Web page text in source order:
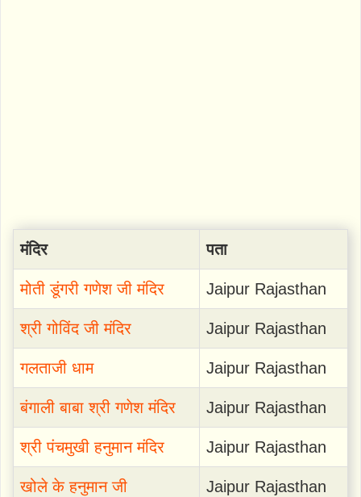
मंदिर पता
मोती डूंगरी गणेश जी मंदिर Jaipur Rajasthan
श्री गोविंद जी मंदिर Jaipur Rajasthan
गलताजी धाम Jaipur Rajasthan
बंगाली बाबा श्री गणेश मंदिर Jaipur Rajasthan
श्री पंचमुखी हनुमान मंदिर Jaipur Rajasthan
खोले के हनुमान जी Jaipur Rajasthan